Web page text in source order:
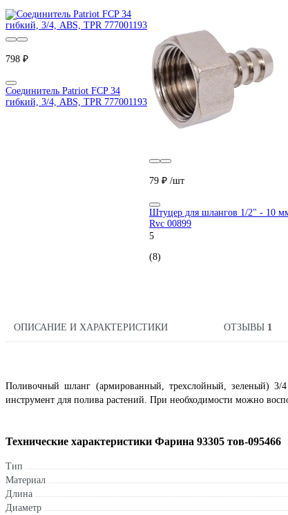
798 ₽
Соединитель Patriot FCP 34
гибкий, 3/4, ABS, TPR 777001193
79 ₽ /шт
Штуцер для шлангов 1/2" - 10
Rvc 00899
5
(8)
ОПИСАНИЕ И ХАРАКТЕРИСТИКИ ОТЗЫВЫ 1
Поливочный шланг (армированный, трехслойный, зеленый)
инструмент для полива растений. При необходимости можно
Технические характеристики Фарина 93305 тов-095466
Тип
Материал
Длина
Диаметр